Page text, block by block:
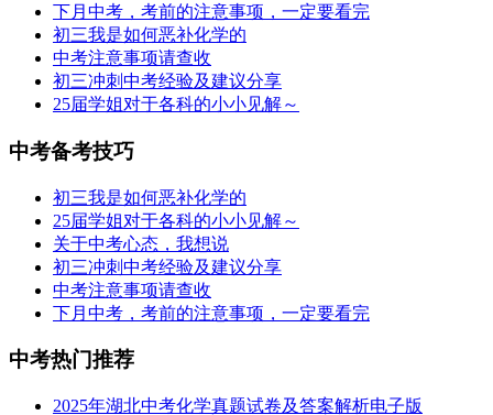
下月中考，考前的注意事项，一定要看完
初三我是如何恶补化学的
中考注意事项请查收
初三冲刺中考经验及建议分享
25届学姐对于各科的小小见解～
中考备考技巧
初三我是如何恶补化学的
25届学姐对于各科的小小见解～
关于中考心态，我想说
初三冲刺中考经验及建议分享
中考注意事项请查收
下月中考，考前的注意事项，一定要看完
中考热门推荐
2025年湖北中考化学真题试卷及答案解析电子版